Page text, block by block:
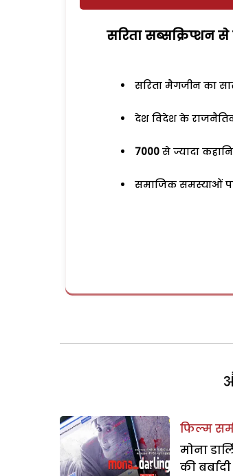
सरिता सब्सक्रिप्शन
सरिता मैगजीन का
देश विदेश के
7000 से ज्यादा
समाजिक समस्याओं
फिल्म
मोना
की बर्बादी